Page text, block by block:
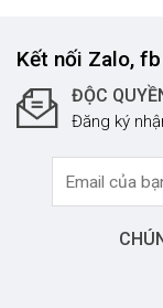
Kết nối Zalo, fb
ĐỘC
Đăng ký